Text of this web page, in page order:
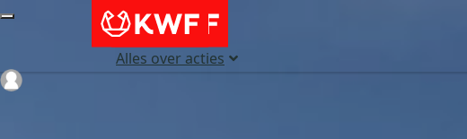
Alles over acties